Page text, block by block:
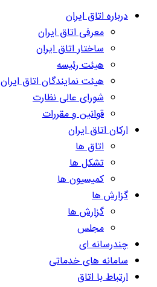
درباره اتاق ایران
معرفی اتاق ایران
ساختار اتاق ایران
هیئت رئیسه
هیئت نمایندگان اتاق ایران
شورای عالی نظارت
قوانین و مقررات
ارکان اتاق ایران
اتاق ها
تشکل ها
کمیسیون ها
گزارش ها
گزارش ها
مجلس
چندرسانه ای
سامانه های خدماتی
ارتباط با اتاق